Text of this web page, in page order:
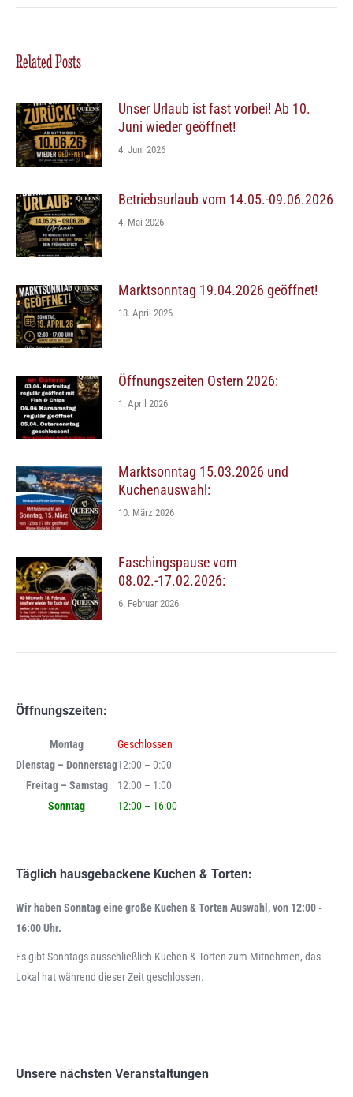
Related Posts
Unser Urlaub ist fast vorbei! Ab 10.
Juni wieder geöffnet!
4. Juni 2026
Betriebsurlaub vom 14.05.-09.06.2026
4. Mai 2026
Marktsonntag 19.04.2026 geöffnet!
13. April 2026
Öffnungszeiten Ostern 2026:
1. April 2026
Marktsonntag 15.03.2026 und
Kuchenauswahl:
10. März 2026
Faschingspause vom
08.02.-17.02.2026:
6. Februar 2026
Öffnungszeiten:
Montag
Geschlossen
Dienstag – Donnerstag12:00 – 0:00
Freitag – Samstag
12:00 – 1:00
Sonntag
12:00 – 16:00
Täglich hausgebackene Kuchen & Torten:
Wir haben Sonntag eine große Kuchen & Torten Auswahl, von 12:00 -
16:00 Uhr.
Es gibt Sonntags ausschließlich Kuchen & Torten zum Mitnehmen, das
Lokal hat während dieser Zeit geschlossen.
Unsere nächsten Veranstaltungen